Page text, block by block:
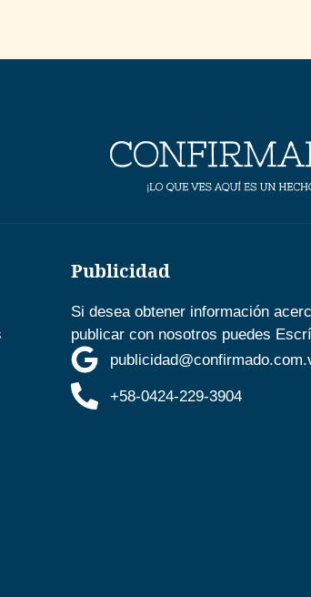
Publicidad
Si desea obtener información
publicar con nosotros puedes
+58-0424-229-3904